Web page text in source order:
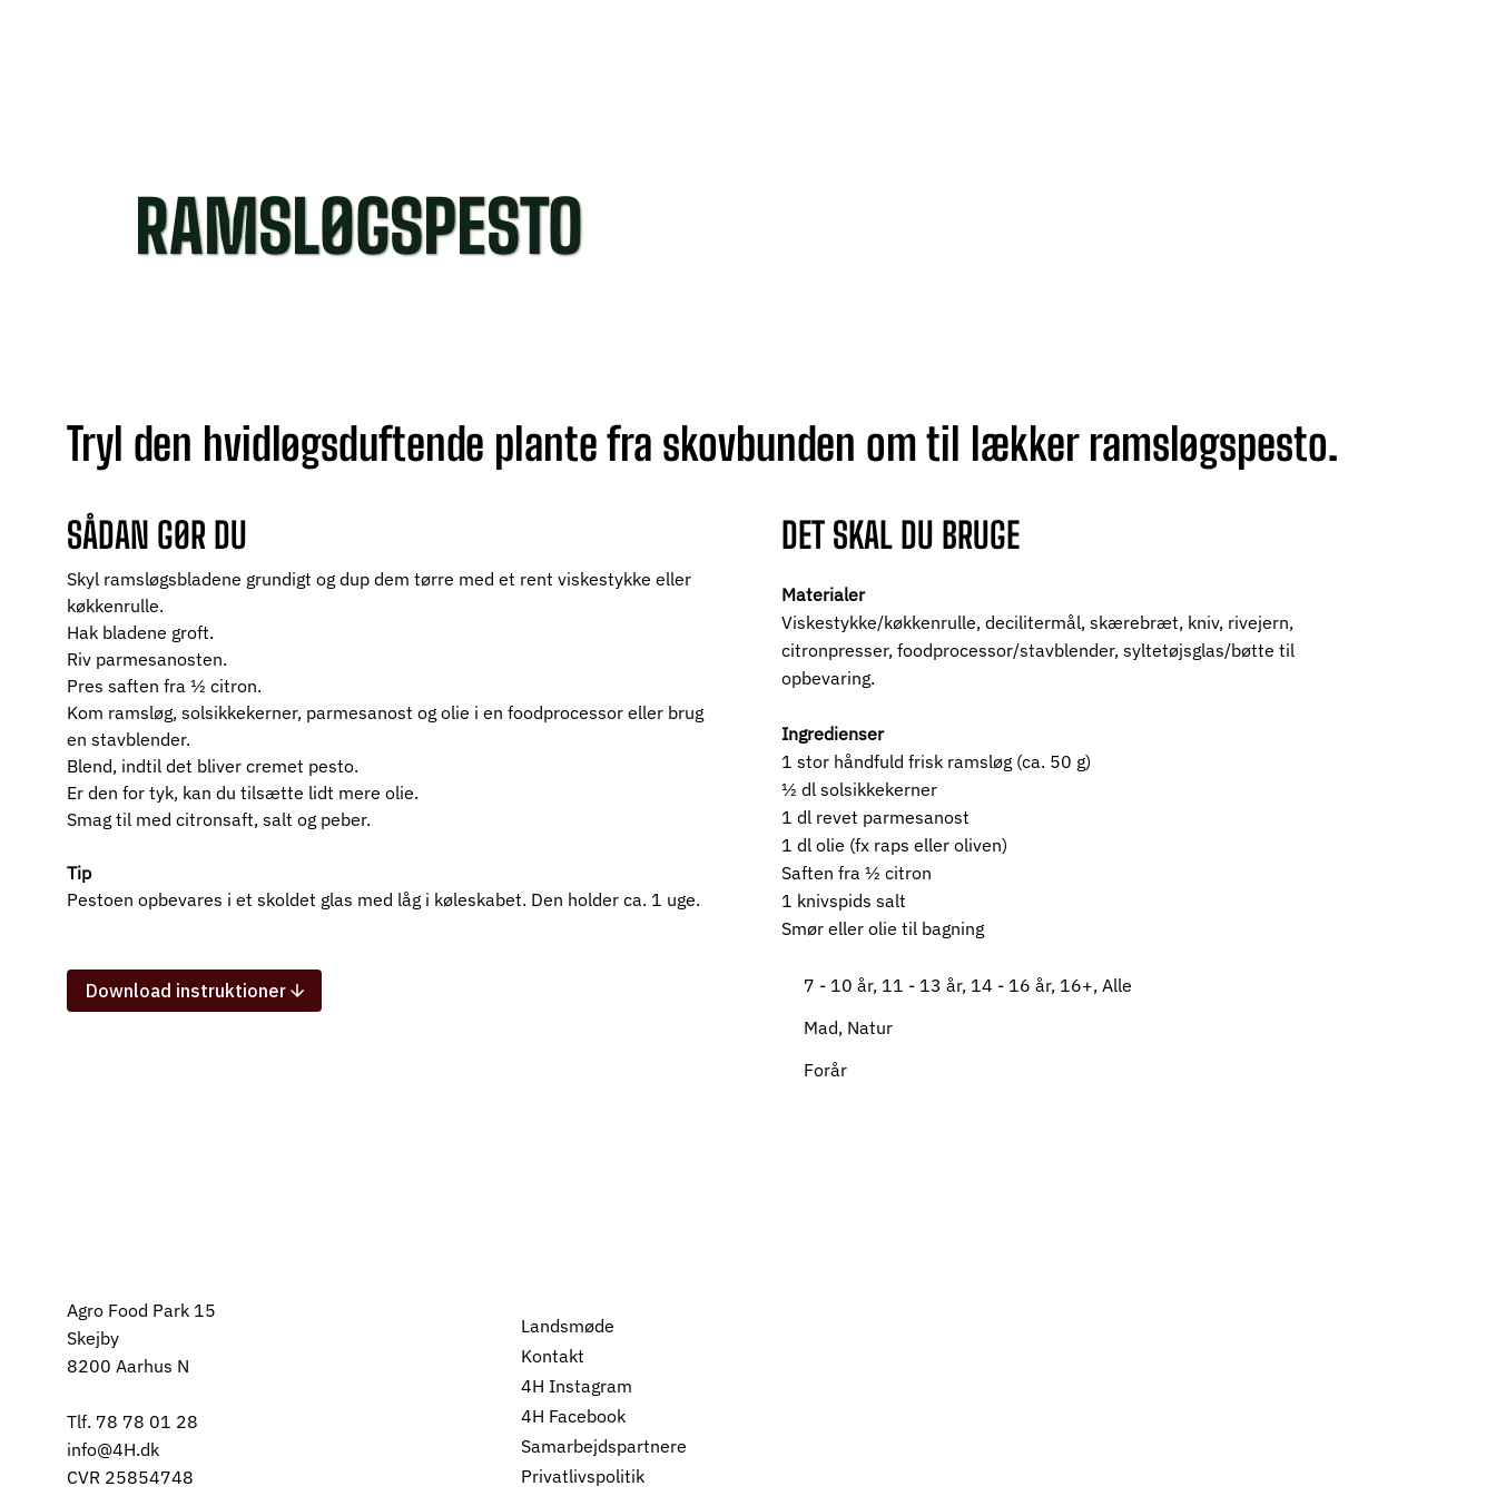
RAMSLØGSPESTO
Tryl den hvidløgsduftende plante fra skovbunden om til lækker ramsløgspesto.
SÅDAN GØR DU
Skyl ramsløgsbladene grundigt og dup dem tørre med et rent viskestykke eller
køkkenrulle.
Hak bladene groft.
Riv parmesanosten.
Pres saften fra 1⁄2 citron.
Kom ramsløg, solsikkekerner, parmesanost og olie i en foodprocessor eller brug
en stavblender.
Blend, indtil det bliver cremet pesto.
Er den for tyk, kan du tilsætte lidt mere olie.
Smag til med citronsaft, salt og peber.
Tip
Pestoen opbevares i et skoldet glas med låg i køleskabet. Den holder ca. 1 uge.
DET SKAL DU BRUGE
Materialer
Viskestykke/køkkenrulle, decilitermål, skærebræt, kniv, rivejern,
citronpresser, foodprocessor/stavblender, syltetøjsglas/bøtte til
opbevaring.
Ingredienser
1 stor håndfuld frisk ramsløg (ca. 50 g)
1⁄2 dl solsikkekerner
1 dl revet parmesanost
1 dl olie (fx raps eller oliven)
Saften fra 1⁄2 citron
1 knivspids salt
Smør eller olie til bagning
7 - 10 år, 11 - 13 år, 14 - 16 år, 16+, Alle
Mad, Natur
Forår
Agro Food Park 15
Skejby
8200 Aarhus N
Tlf. 78 78 01 28
info@4H.dk
CVR 25854748
Landsmøde
Kontakt
4H Instagram
4H Facebook
Samarbejdspartnere
Privatlivspolitik